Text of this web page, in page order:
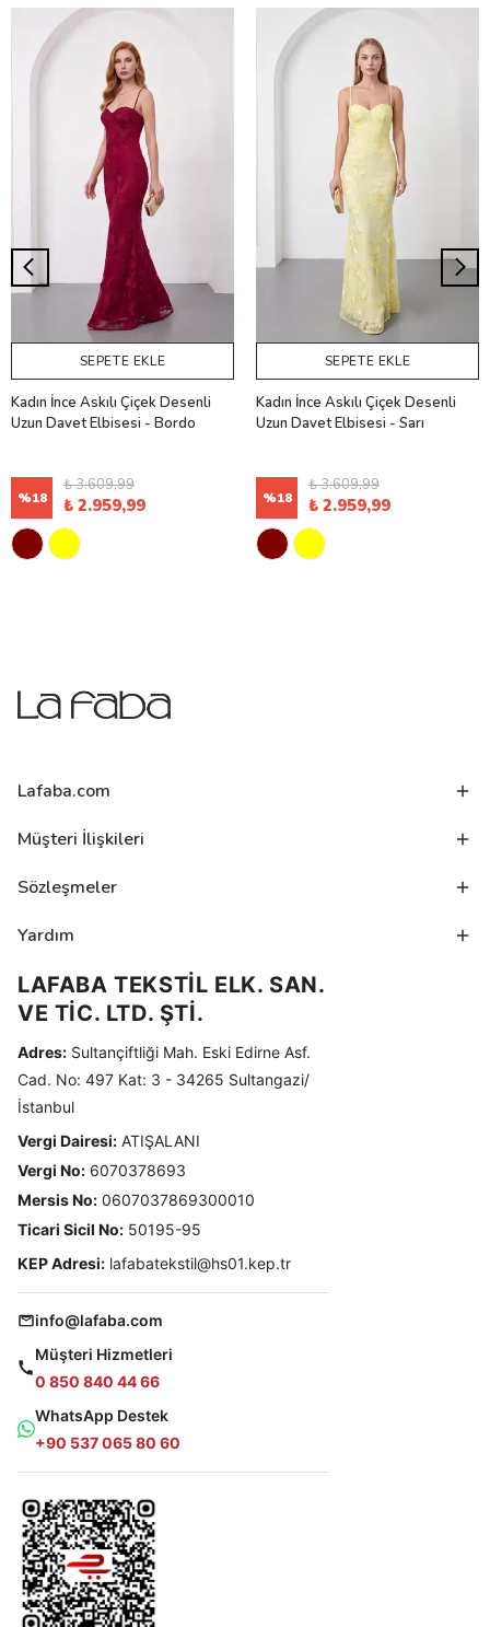
SEPETE EKLE
Kadın İnce Askılı Çiçek Desenli
Uzun Davet Elbisesi - Bordo
%18
₺ 3.609,99
₺ 2.959,99
SEPETE EKLE
Kadın İnce Askılı Çiçek Desenli
Uzun Davet Elbisesi - Sarı
%18
₺ 3.609,99
₺ 2.959,99
Lafaba.com
Müşteri İlişkileri
Sözleşmeler
Yardım
LAFABA TEKSTİL ELK. SAN.
VE TİC. LTD. ŞTİ.
Adres: Sultançiftliği Mah. Eski Edirne Asf.
Cad. No: 497 Kat: 3 - 34265 Sultangazi/
İstanbul
Vergi Dairesi: ATIŞALANI
Vergi No: 6070378693
Mersis No: 0607037869300010
Ticari Sicil No: 50195-95
KEP Adresi: lafabatekstil@hs01.kep.tr
info@lafaba.com
Müşteri Hizmetleri
0 850 840 44 66
WhatsApp Destek
+90 537 065 80 60